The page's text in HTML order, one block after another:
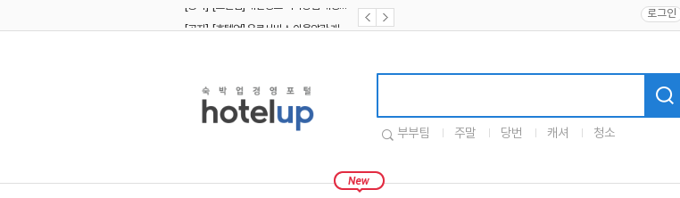
로그인
부부팀 주말 당번 캐셔 청소